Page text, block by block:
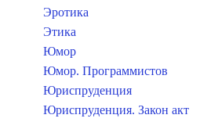
Эротика
Этика
Юмор
Юмор. Программистов
Юриспруденция
Юриспруденция. Закон акт